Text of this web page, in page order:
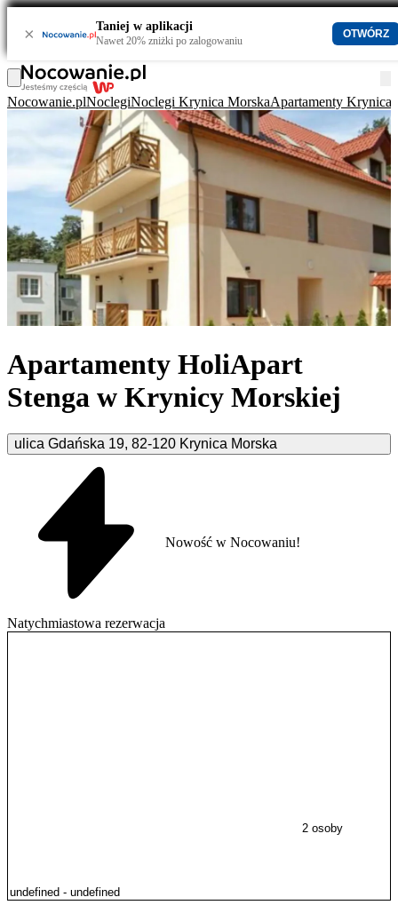
× Taniej w aplikacji
Nawet 20% zniżki po zalogowaniu
OTWÓRZ
Nocowanie.plNoclegiNoclegi Krynica MorskaApartamenty Krynica
Apartamenty HoliApart
Stenga w Krynicy Morskiej
ulica Gdańska 19, 82-120 Krynica Morska
Natychmiastowa rezerwacja
Nowość w Nocowaniu!
2 osoby